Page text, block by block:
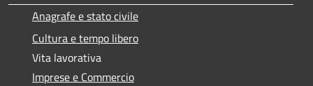
Anagrafe e stato civile
Cultura e tempo libero
Vita lavorativa
Imprese e Commercio